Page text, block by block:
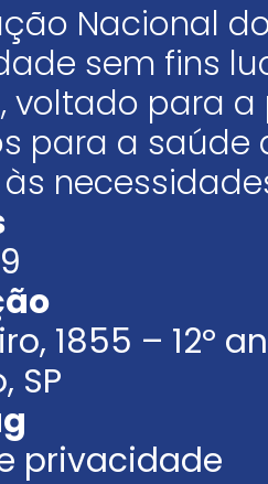
Nacional
sem fins
voltado para
para a saúde
1855 – 12º
SP
privacidade